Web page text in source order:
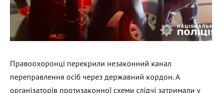
Правоохоронці перекрили незаконний канал
переправлення осіб через державний кордон. А
організаторів протизаконної схеми слідчі затримали у